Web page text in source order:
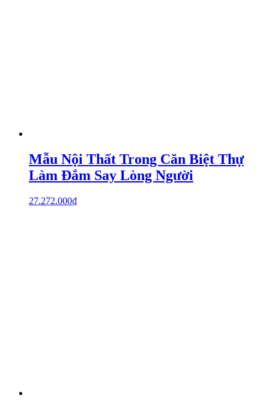
Mẫu Nội Thất Trong Căn Biệt Thự
Làm Đắm Say Lòng Người
27.272.000₫